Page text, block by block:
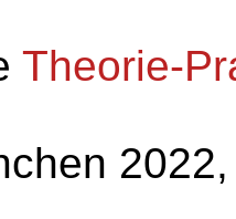
Theorie-